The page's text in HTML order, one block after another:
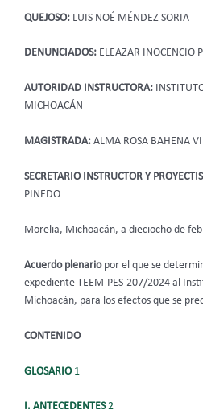
QUEJOSO: LUIS NOÉ MÉNDEZ SORIA
DENUNCIADOS: ELEAZAR INOCENCIO
AUTORIDAD INSTRUCTORA:
MICHOACÁN
MAGISTRADA: ALMA ROSA BAHENA
SECRETARIO INSTRUCTOR Y
PINEDO
Morelia, Michoacán, a dieciocho de
Acuerdo plenario por el que se
expediente TEEM-PES-207/2024 al
Michoacán, para los efectos que se
CONTENIDO
GLOSARIO1
I. ANTECEDENTES2